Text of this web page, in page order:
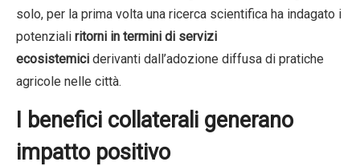
solo, per la prima volta una ricerca scientifica ha indagato i
potenziali ritorni in termini di servizi
ecosistemici derivanti dall’adozione diffusa di pratiche
agricole nelle città.
I benefici collaterali generano
impatto positivo